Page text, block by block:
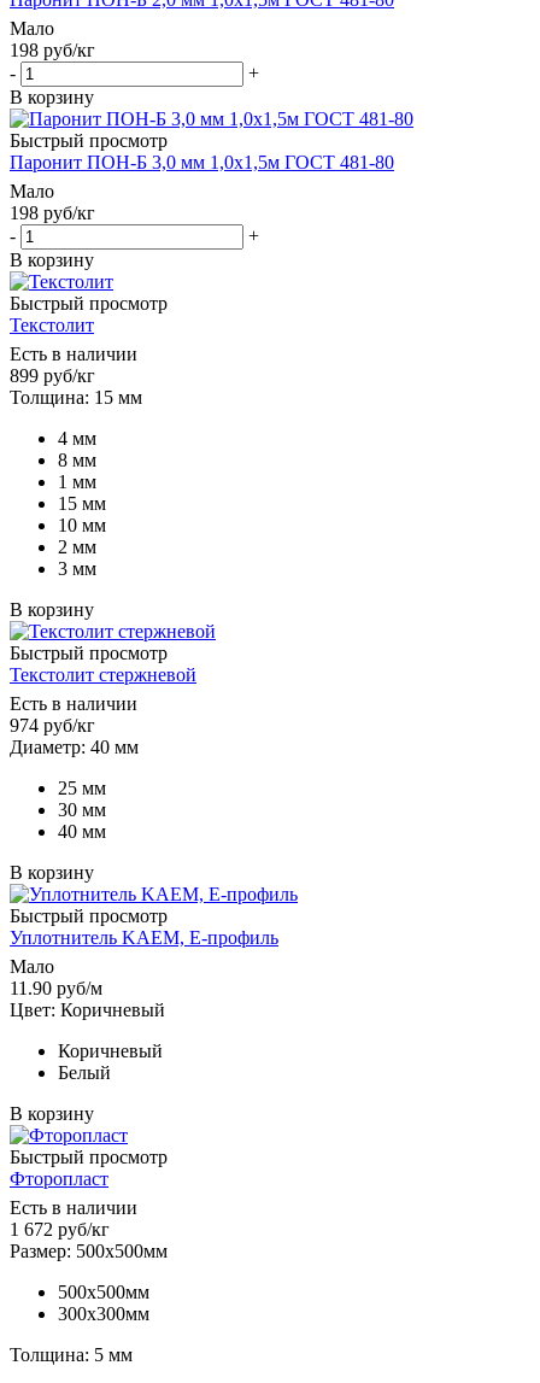
Мало
198 руб/кг
-
+
В корзину
Быстрый просмотр
Паронит ПОН-Б 3,0 мм 1,0х1,5м ГОСТ 481-80
Мало
198 руб/кг
-
+
В корзину
Быстрый просмотр
Текстолит
Есть в наличии
899 руб/кг
Толщина: 15 мм
4 мм
8 мм
1 мм
15 мм
10 мм
2 мм
3 мм
В корзину
Быстрый просмотр
Текстолит стержневой
Есть в наличии
974 руб/кг
Диаметр: 40 мм
25 мм
30 мм
40 мм
В корзину
Быстрый просмотр
Уплотнитель KAEM, E-профиль
Мало
11.90 руб/м
Цвет: Коричневый
Коричневый
Белый
В корзину
Быстрый просмотр
Фторопласт
Есть в наличии
1 672 руб/кг
Размер: 500х500мм
500х500мм
300х300мм
Толщина: 5 мм